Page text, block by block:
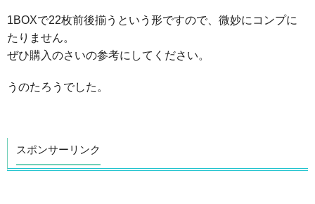
1BOXで22枚前後揃うという形ですので、微妙にコンプに
たりません。
ぜひ購入のさいの参考にしてください。
うのたろうでした。
スポンサーリンク